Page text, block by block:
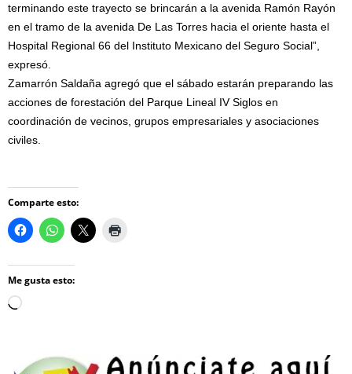
terminando este trayecto se brincarán a la avenida Ramón Rayón
en el tramo de la avenida De Las Torres hacia el oriente hasta el
Hospital Regional 66 del Instituto Mexicano del Seguro Social”,
expresó.
Zamarrón Saldaña agregó que el sábado estarán preparando las
acciones de forestación del Parque Lineal IV Siglos en
coordinación de vecinos, grupos empresariales y asociaciones
civiles.
Comparte esto:
Me gusta esto:
Loading…